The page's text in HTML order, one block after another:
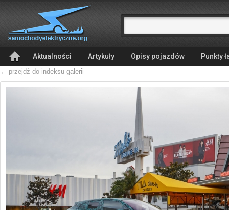
Aktualności Artykuły Opisy pojazdów Punkty
← przejdź do indeksu galerii